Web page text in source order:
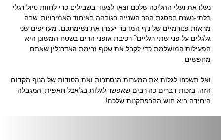
נעלו את נעלי ההליכה שלכם וצאו לצעוד בשבילים כדי לחוות טיול רגלי
בלתי-נשכח בפסגת ההר השנייה בגובהה באיחוד האמירויות, שבה
מראות פנורמיים של נוף המדבר יעצרו את נשימתכם. מעדיפים שני
גלגלים על פני שתי רגליים? רכיבת אופני הרים בשטח המשונן היא
הפעילות המושלמת כדי לקבל את שטף זרימת האדרנלין שאתם
מחפשים.
ואל תשכחו לגלות את המערות הנסתרות ואת הסודות של הנוף הקדום
הזה. בזכות דברים כה רבים שאפשר לגלות בג'אבל חאפית, המגבלה
היחידה היא חוש ההרפתקנות שלכם!